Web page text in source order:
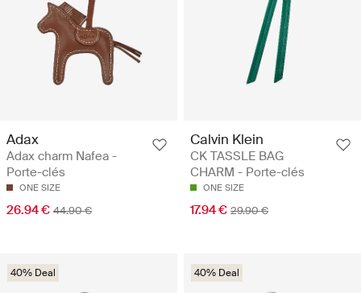
Adax
Adax charm Nafea -
Porte-clés
ONE SIZE
26.94 € 44.90 €
Calvin Klein
CK TASSLE BAG
CHARM - Porte-clés
ONE SIZE
17.94 € 29.90 €
40% Deal 40% Deal